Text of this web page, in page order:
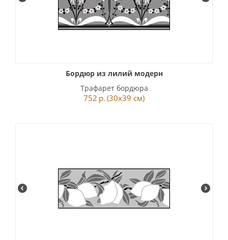
Бордюр из лилий модерн
Трафарет бордюра
752 р. (30x39 см)